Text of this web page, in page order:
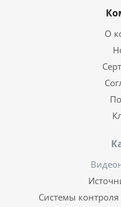
О
Системы